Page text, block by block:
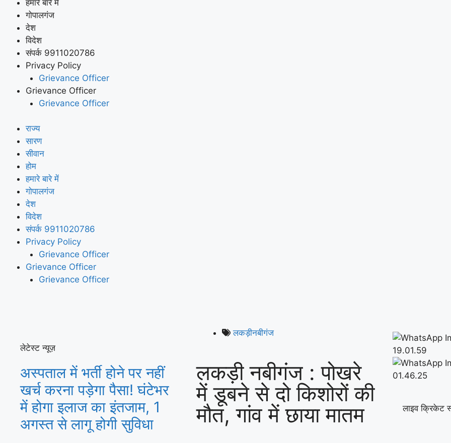
हमारे बारे में
गोपालगंज
देश
विदेश
संपर्क 9911020786
Privacy Policy
Grievance Officer
Grievance Officer
Grievance Officer
राज्य
सारण
सीवान
होम
हमारे बारे में
गोपालगंज
देश
विदेश
संपर्क 9911020786
Privacy Policy
Grievance Officer
Grievance Officer
Grievance Officer
लेटेस्ट न्यूज़
अस्‍पताल में भर्ती होने पर नहीं
खर्च करना पड़ेगा पैसा! घंटेभर
में होगा इलाज का इंतजाम, 1
अगस्‍त से लागू होगी सुविधा
लकड़ीनबीगंज
लकड़ी नबीगंज : पोखरे
में डूबने से दो किशोरों की
मौत, गांव में छाया मातम
लाइव क्रिकेट